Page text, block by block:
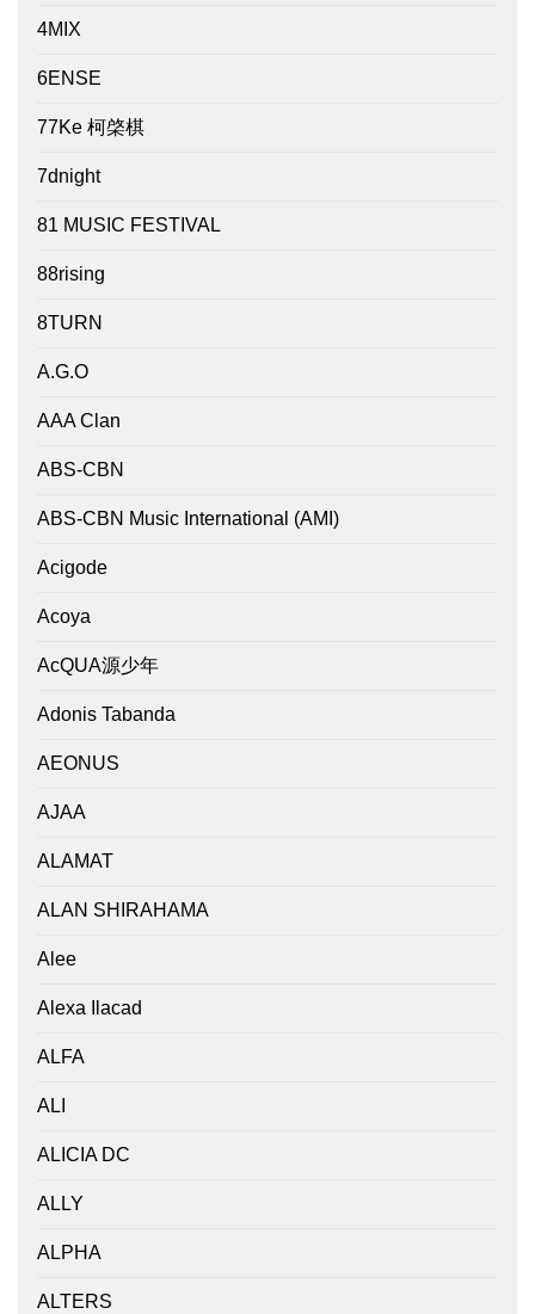
4MIX
6ENSE
77Ke 柯棨棋
7dnight
81 MUSIC FESTIVAL
88rising
8TURN
A.G.O
AAA Clan
ABS-CBN
ABS-CBN Music International (AMI)
Acigode
Acoya
AcQUA源少年
Adonis Tabanda
AEONUS
AJAA
ALAMAT
ALAN SHIRAHAMA
Alee
Alexa Ilacad
ALFA
ALI
ALICIA DC
ALLY
ALPHA
ALTERS